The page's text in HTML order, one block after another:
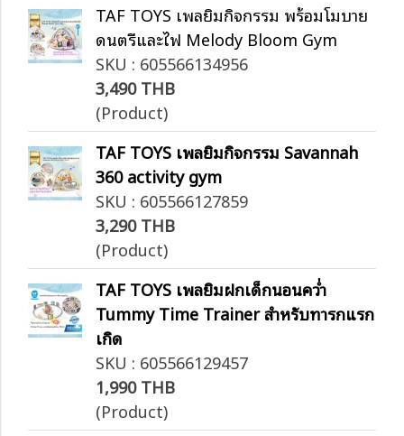
TAF TOYS เพลยิมกิจกรรม พร้อมโมบาย
ดนตรีและไฟ Melody Bloom Gym
SKU : 605566134956
3,490 THB
(Product)
TAF TOYS เพลยิมกิจกรรม Savannah
360 activity gym
SKU : 605566127859
3,290 THB
(Product)
TAF TOYS เพลยิมฝึกเด็กนอนคว่ำ
Tummy Time Trainer สำหรับทารกแรก
เกิด
SKU : 605566129457
1,990 THB
(Product)